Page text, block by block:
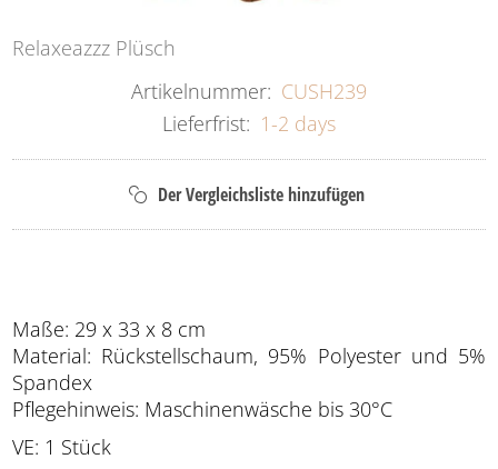
Relaxeazzz Plüsch
Artikelnummer: CUSH239
Lieferfrist: 1-2 days
Maße: 29 x 33 x 8 cm
Material: Rückstellschaum, 95% Polyester und 5%
Spandex
Pflegehinweis: Maschinenwäsche bis 30°C
VE: 1 Stück